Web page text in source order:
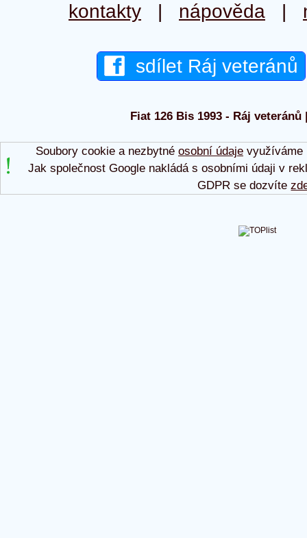
kontakty | nápověda |
sdílet Ráj veteránů
Fiat 126 Bis 1993 - Ráj veteránů
Soubory cookie a nezbytné osobní údajevyužíváme
Jak společnost Google nakládá s osobními údaji v
GDPR se dozvíte